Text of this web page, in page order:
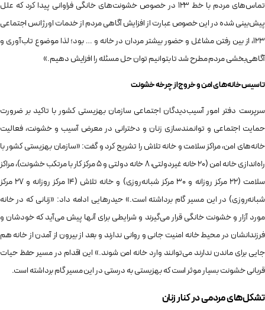
تماس‌های مردم با خط ۱۲۳ در خصوص خشونت‌های خانگی فراوانی پیدا کرد که علل
پیش‌بینی شده در این خصوص عبارت از افزایش آگاهی مردم از خدمات اورژانس اجتماعی
۱۲۳، از بین رفتن مشاغل و حضور بیشتر مردان در خانه و … بود؛ لذا موضوع تاب‌آوری و
آگاهی‌بخشی مردم مطرح شد تا بتوانیم توان حل مسئله را افزایش دهیم.»
تاسیس خانه‌های امن و خروج از چرخه خشونت
سرپرست دفتر امور آسیب‌دیدگان اجتماعی سازمان بهزیستی کشور با تاکید بر ضرورت
حمایت اجتماعی و توانمندسازی زنان و دخترانی در معرض آسیب و خشونت، فعالیت
خانه‌های امن، مراکز سلامت و خانه تلاش را تشریح کرد و گفت: «سازمان بهزیستی کشور با
راه‌اندازی خانه امن (۲۰ خانه غیردولتی، ۸ خانه دولتی و ۵ مرکز کار با مرتکب خشونت)، مراکز
سلامت (۲۲ مرکز روزانه و ۳۰ مرکز شبانه‌روزی) و خانه تلاش (۱۴ مرکز روزانه و ۲۷ مرکز
شبانه‌روزی) در این مسیر گام برداشته است.» حیدرهایی ادامه داد: «زنانی که در خانه
مورد آزار و خشونت خانگی قرار می‌گیرند و شرایطی برای آنها پیش می‌آید که خودشان و
فرزندانشان در محیط خانه امنیت جانی و روانی ندارند و بعد از بیرون از آمدن از خانه هم
جایی برای ماندن ندارند می‌توانند وارد خانه امن شوند.» این اقدام در مسیر حفظ حیات
قربانی خشونت بسیار موثر است که بهزیستی به درستی در این مسیر گام برداشته است.
تشکل‌های مردمی در کنار زنان